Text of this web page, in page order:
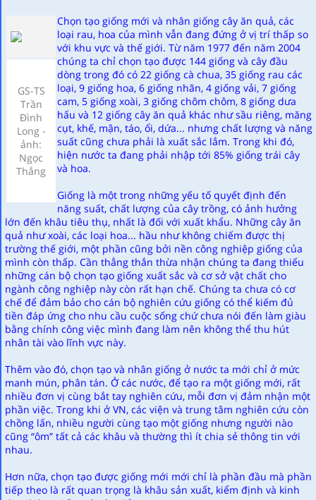
GS-TS
Trần
Đình
Long -
ảnh:
Ngọc
Thắng
Chọn tạo giống mới và nhân giống cây ăn quả, các
loại rau, hoa của mình vẫn đang đứng ở vị trí thấp so
với khu vực và thế giới. Từ năm 1977 đến năm 2004
chúng ta chỉ chọn tạo được 144 giống và cây đầu
dòng trong đó có 22 giống cà chua, 35 giống rau các
loại, 9 giống hoa, 6 giống nhãn, 4 giống vải, 7 giống
cam, 5 giống xoài, 3 giống chôm chôm, 8 giống dưa
hấu và 12 giống cây ăn quả khác như sầu riêng, măng
cụt, khế, mận, táo, ổi, dứa... nhưng chất lượng và năng
suất cũng chưa phải là xuất sắc lắm. Trong khi đó,
hiện nước ta đang phải nhập tới 85% giống trái cây
và hoa.
Giống là một trong những yếu tố quyết định đến
năng suất, chất lượng của cây trồng, có ảnh hưởng
lớn đến khâu tiêu thụ, nhất là đối với xuất khẩu. Những cây ăn
quả như xoài, các loại hoa... hầu như không chiếm được thị
trường thế giới, một phần cũng bởi nền công nghiệp giống của
mình còn thấp. Cần thẳng thắn thừa nhận chúng ta đang thiếu
những cán bộ chọn tạo giống xuất sắc và cơ sở vật chất cho
ngành công nghiệp này còn rất hạn chế. Chúng ta chưa có cơ
chế để đảm bảo cho cán bộ nghiên cứu giống có thể kiếm đủ
tiền đáp ứng cho nhu cầu cuộc sống chứ chưa nói đến làm giàu
bằng chính công việc mình đang làm nên không thể thu hút
nhân tài vào lĩnh vực này.
Thêm vào đó, chọn tạo và nhân giống ở nước ta mới chỉ ở mức
manh mún, phân tán. Ở các nước, để tạo ra một giống mới, rất
nhiều đơn vị cùng bắt tay nghiên cứu, mỗi đơn vị đảm nhận một
phần việc. Trong khi ở VN, các viện và trung tâm nghiên cứu còn
chồng lấn, nhiều người cùng tạo một giống nhưng người nào
cũng “ôm” tất cả các khâu và thường thì ít chia sẻ thông tin với
nhau.
Hơn nữa, chọn tạo được giống mới mới chỉ là phần đầu mà phần
tiếp theo là rất quan trọng là khâu sản xuất, kiểm định và kinh